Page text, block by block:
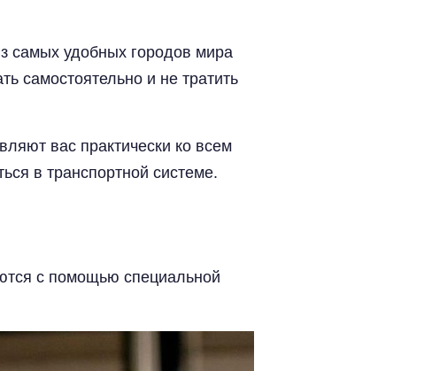
самых удобных городов мира
самостоятельно и не тратить
вас практически ко всем
в транспортной системе.
с помощью специальной